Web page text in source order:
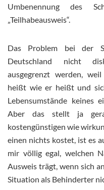
Umbenennung des
„Teilhabeausweis“.
Das Problem bei der
Deutschland nicht
ausgegrenzt werden,
heißt wie er heißt und
Lebensumstände keines
Aber das stellt ja
kostengünstigen wie
einen nichts kostet, ist es
mir völlig egal, welchen
Ausweis trägt, wenn sich
Situation als Behinderter